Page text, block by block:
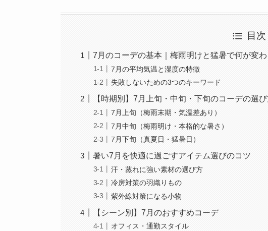
目次
7月のコーデの基本｜梅雨明けと猛暑で何が変わ
7月の平均気温と湿度の特徴
失敗しないための3つのキーワード
【時期別】7月上旬・中旬・下旬のコーデの選
7月上旬（梅雨末期・気温差あり）
7月中旬（梅雨明け・本格的な暑さ）
7月下旬（真夏日・猛暑日）
暑い7月を快適に過ごすアイテム選びのコツ
汗・蒸れに強い素材の選び方
冷房対策の羽織りもの
紫外線対策になる小物
【シーン別】7月のおすすめコーデ
オフィス・通勤スタイル